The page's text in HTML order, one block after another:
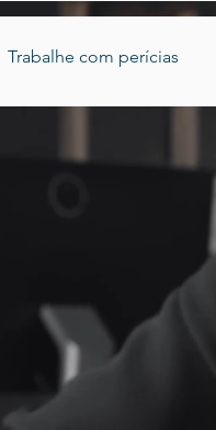
Trabalhe com perícias